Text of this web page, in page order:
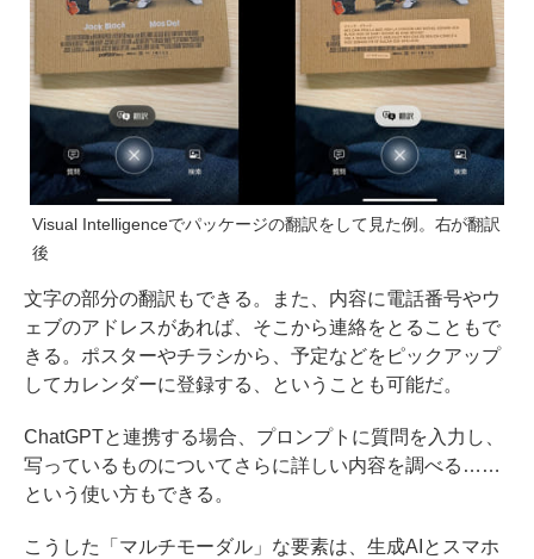
Visual Intelligenceでパッケージの翻訳をして見た例。右が翻訳
後
文字の部分の翻訳もできる。また、内容に電話番号やウ
ェブのアドレスがあれば、そこから連絡をとることもで
きる。ポスターやチラシから、予定などをピックアップ
してカレンダーに登録する、ということも可能だ。
ChatGPTと連携する場合、プロンプトに質問を入力し、
写っているものについてさらに詳しい内容を調べる……
という使い方もできる。
こうした「マルチモーダル」な要素は、生成AIとスマホ